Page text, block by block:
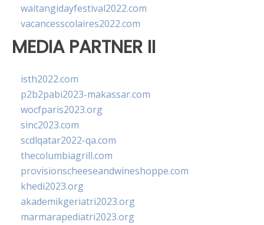
waitangidayfestival2022.com
vacancesscolaires2022.com
MEDIA PARTNER II
isth2022.com
p2b2pabi2023-makassar.com
wocfparis2023.org
sinc2023.com
scdlqatar2022-qa.com
thecolumbiagrill.com
provisionscheeseandwineshoppe.com
khedi2023.org
akademikgeriatri2023.org
marmarapediatri2023.org